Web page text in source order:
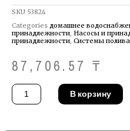
SKU 53824
Categories домашнее
принадлежности, Насосы и
принадлежности, Системы полива
87,706.57 ₸
Количество
товара
Насос
В корзину